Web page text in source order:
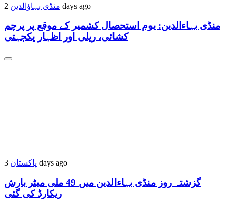
منڈی بہاؤالدین 2 days ago
منڈی بہاءالدین: یوم استحصال کشمیر کے موقع پر پرچم
کشائی، ریلی اور اظہار یکجہتی
پاکستان 3 days ago
گزشتہ روز منڈی بہاءالدین میں 49 ملی میٹر بارش
ریکارڈ کی گئی